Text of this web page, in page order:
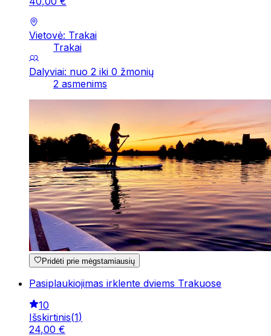
Vietovė: Trakai
Trakai
Dalyviai: nuo 2 iki 0 žmonių
2 asmenims
Pridėti prie mėgstamiausių
Pasiplaukiojimas irklente dviems Trakuose
10
Išskirtinis(1)
24,00 €